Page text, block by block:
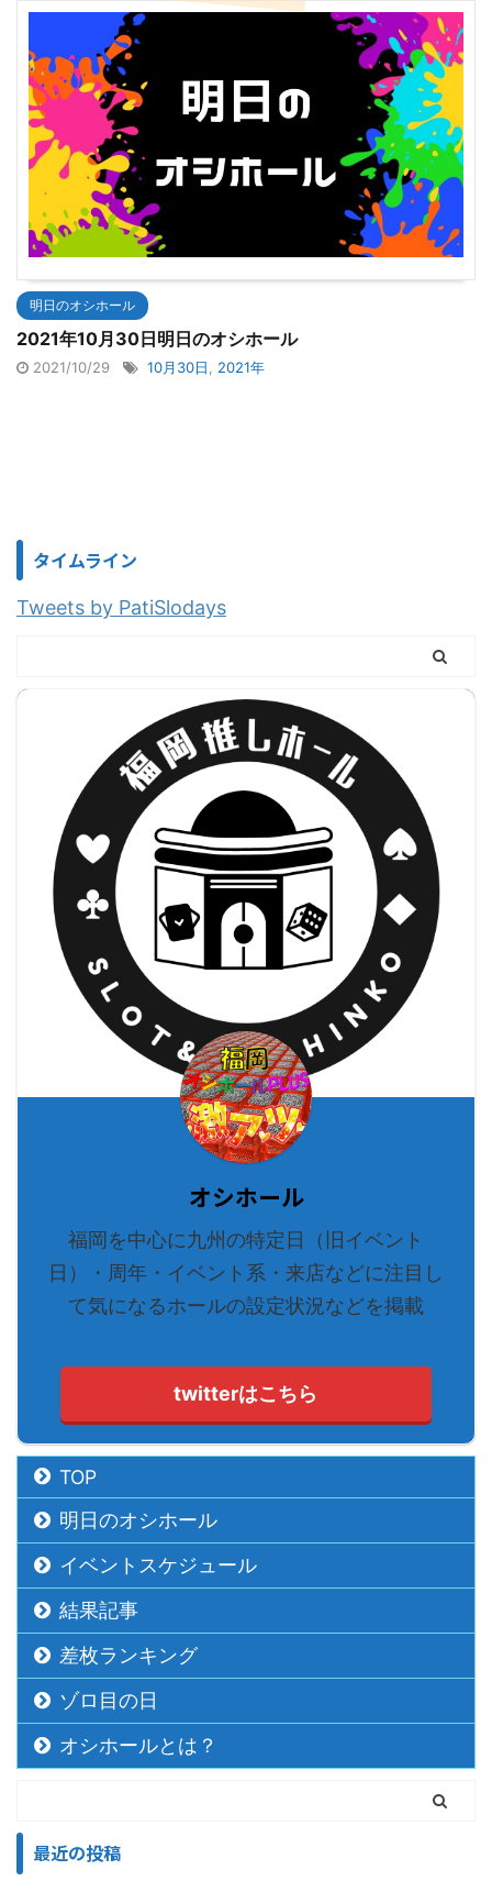
明日のオシホール
2021年10月30日明日のオシホール
2021/10/29 10月30日 2021年
タイムライン
Tweets by PatiSlodays
オシホール
福岡を中心に九州の特定日（旧イベント
日）・周年・イベント系・来店などに注目し
て気になるホールの設定状況などを掲載
twitterはこちら
TOP
明日のオシホール
イベントスケジュール
結果記事
差枚ランキング
ゾロ目の日
オシホールとは？
最近の投稿